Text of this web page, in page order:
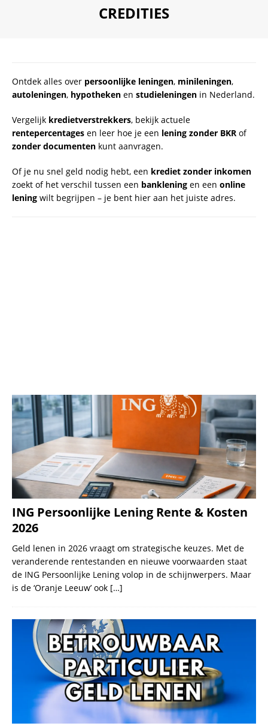
CREDITIES
Nederland
Ontdek alles over persoonlijke leningen, minileningen,
autoleningen, hypotheken en studieleningen in Nederland.
Vergelijk kredietverstrekkers, bekijk actuele
rentepercentages en leer hoe je een lening zonder BKR of
zonder documenten kunt aanvragen.
Of je nu snel geld nodig hebt, een krediet zonder inkomen
zoekt of het verschil tussen een banklening en een online
lening wilt begrijpen – je bent hier aan het juiste adres.
ING Persoonlijke Lening Rente & Kosten
2026
Geld lenen in 2026 vraagt om strategische keuzes. Met de
veranderende rentestanden en nieuwe voorwaarden staat
de ING Persoonlijke Lening volop in de schijnwerpers. Maar
is de ‘Oranje Leeuw’ ook […]